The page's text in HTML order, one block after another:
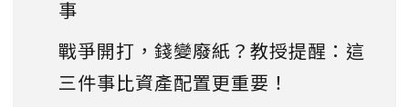
事
戰爭開打，錢變廢紙？教授提醒：這
三件事比資產配置更重要！